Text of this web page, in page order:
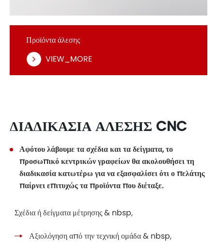
Προϊόντα άλεσης
VIEW_MORE
ΔΙΑΔΙΚΑΣΊΑ ΆΛΕΣΗΣ CNC
Αφότου λάβουμε τα σχέδια και τα δείγματα, το
προσωπικό κεντρικών γραφείων θα ακολουθήσει τη
διαδικασία κατωτέρω για να εξασφαλίσει ότι ο πελάτης
παίρνει επιτυχώς τα προϊόντα που διέταξε.
Σχέδια ή δείγματα μέτρησης & nbsp,
Αξιολόγηση από την τεχνική ομάδα & nbsp,